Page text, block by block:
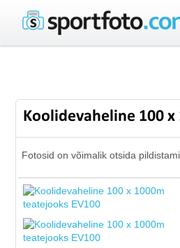
Koolidevaheline 100
Fotosid on võimalik otsida